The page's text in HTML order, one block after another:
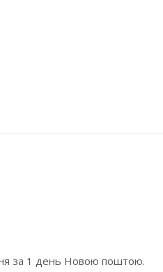
за 1 день Новою поштою.